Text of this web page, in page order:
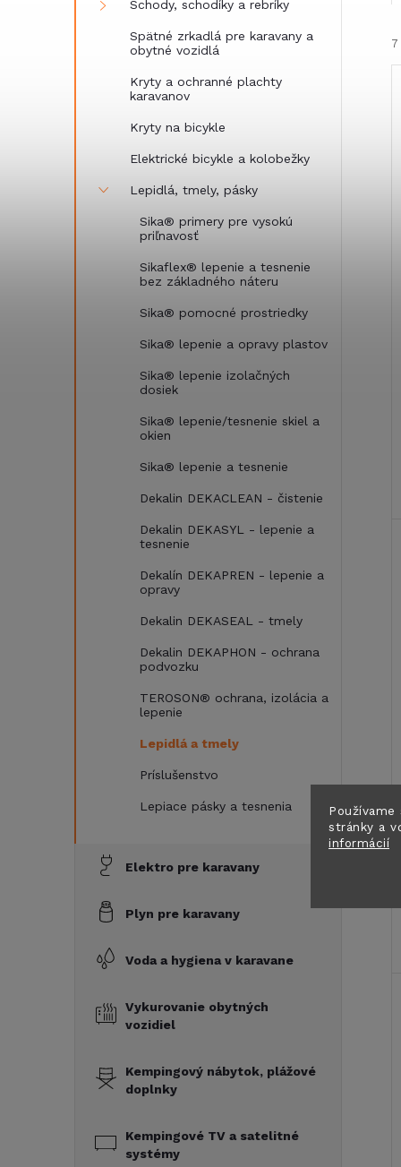
stránky a
informácií
Schody, schodíky a rebríky
Spätné zrkadlá pre karavany a
obytné vozidlá
Kryty a ochranné plachty
karavanov
Kryty na bicykle
Elektrické bicykle a kolobežky
Lepidlá, tmely, pásky
Sika® primery pre vysokú
priľnavosť
Sikaflex® lepenie a tesnenie
bez základného náteru
Sika® pomocné prostriedky
Sika® lepenie a opravy plastov
Sika® lepenie izolačných
dosiek
Sika® lepenie/tesnenie skiel a
okien
Sika® lepenie a tesnenie
Dekalin DEKACLEAN - čistenie
Dekalin DEKASYL - lepenie a
tesnenie
Dekalín DEKAPREN - lepenie a
opravy
Dekalin DEKASEAL - tmely
Dekalin DEKAPHON - ochrana
podvozku
TEROSON® ochrana, izolácia a
lepenie
Lepidlá a tmely
Príslušenstvo
Lepiace pásky a tesnenia
Elektro pre karavany
Plyn pre karavany
Voda a hygiena v karavane
Vykurovanie obytných
vozidiel
Kempingový nábytok, plážové
doplnky
Kempingové TV a satelitné
systémy
7